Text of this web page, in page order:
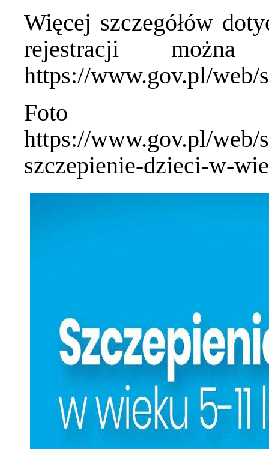
Więcej szczegółów
rejestracji
https://www.gov.pl/web/
Foto
https://www.gov.pl/web/
szczepienie-dzieci-w-